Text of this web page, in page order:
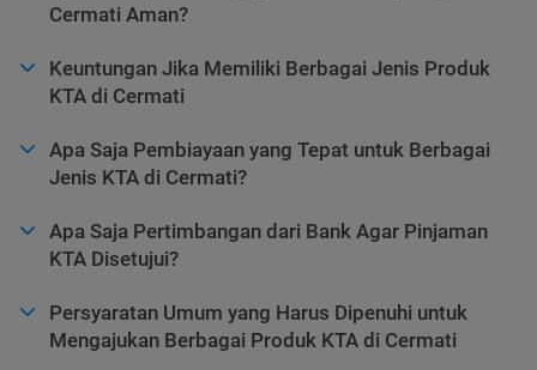
Cermati Aman?
Keuntungan Jika Memiliki Berbagai Jenis Produk
KTA di Cermati
Apa Saja Pembiayaan yang Tepat untuk Berbagai
Jenis KTA di Cermati?
Apa Saja Pertimbangan dari Bank Agar Pinjaman
KTA Disetujui?
Persyaratan Umum yang Harus Dipenuhi untuk
Mengajukan Berbagai Produk KTA di Cermati